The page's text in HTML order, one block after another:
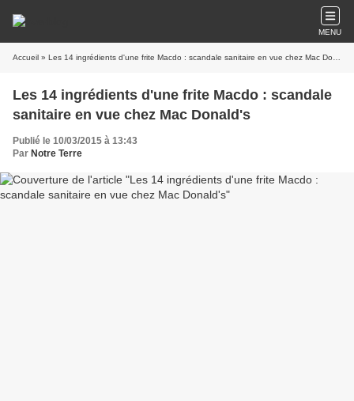
MENU
Accueil » Les 14 ingrédients d'une frite Macdo : scandale sanitaire en vue chez Mac Donald's
Les 14 ingrédients d'une frite Macdo : scandale
sanitaire en vue chez Mac Donald's
Publié le 10/03/2015 à 13:43
Par Notre Terre